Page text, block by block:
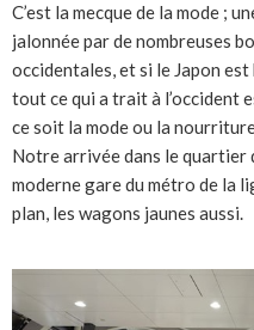
C’est la mecque de la mode ;
jalonnée par de nombreuses
occidentales, et si le Japon
tout ce qui a trait à l’occident
ce soit la mode ou la
Notre arrivée dans le quartier
moderne gare du métro de la
plan, les wagons jaunes aussi.